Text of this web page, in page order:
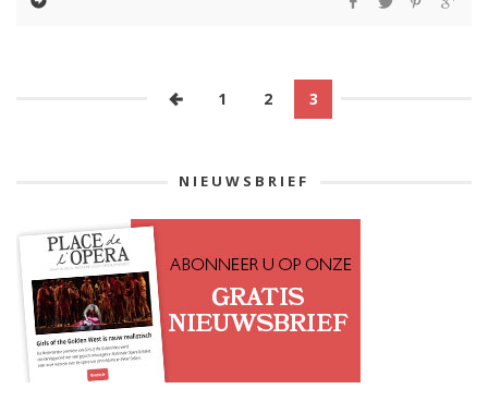
1 2 3
NIEUWSBRIEF